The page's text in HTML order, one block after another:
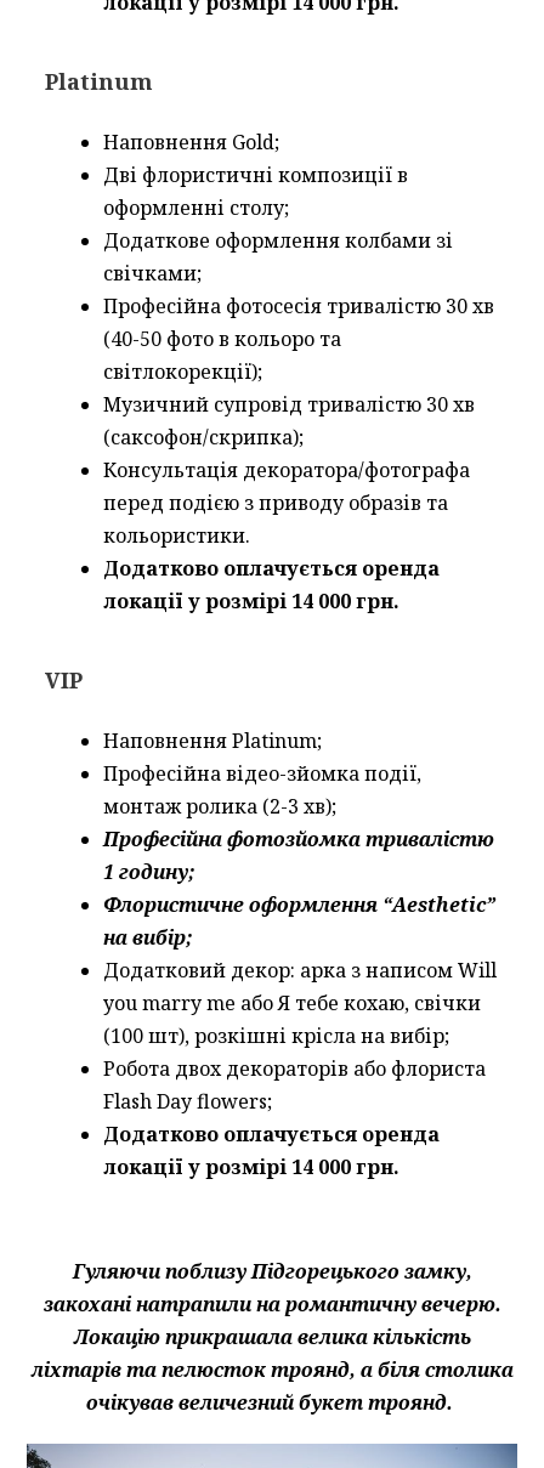
Platinum
Наповнення Gold;
Дві флористичні композиції в
оформленні столу;
Додаткове оформлення колбами зі
свічками;
Професійна фотосесія тривалістю 30 хв
(40-50 фото в кольоро та
світлокорекції);
Музичний супровід тривалістю 30 хв
(саксофон/скрипка);
Консультація декоратора/фотографа
перед подією з приводу образів та
кольористики.
Додатково оплачується оренда
локації у розмірі 14 000 грн.
VIP
Наповнення Platinum;
Професійна відео-зйомка події,
монтаж ролика (2-3 хв);
Професійна фотозйомка тривалістю
1 годину;
Флористичне оформлення “Aesthetic”
на вибір;
Додатковий декор: арка з написом Will
you marry me або Я тебе кохаю, свічки
(100 шт), розкішні крісла на вибір;
Робота двох декораторів або флориста
Flash Day flowers;
Додатково оплачується оренда
локації у розмірі 14 000 грн.
Гуляючи поблизу Підгорецького замку,
закохані натрапили на романтичну вечерю.
Локацію прикрашала велика кількість
ліхтарів та пелюсток троянд, а біля столика
очікував величезний букет троянд.